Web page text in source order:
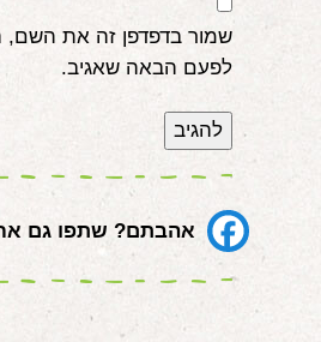
שמור בדפדפן זה את השם,
לפעם הבאה שאגיב.
אהבתם? שתפו גם